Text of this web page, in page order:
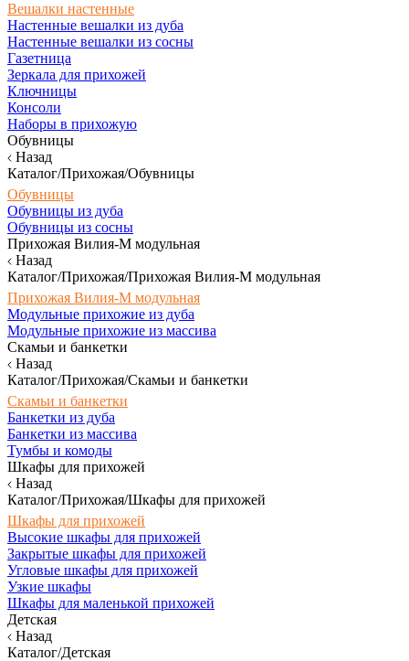
Вешалки настенные
Настенные вешалки из дуба
Настенные вешалки из сосны
Газетница
Зеркала для прихожей
Ключницы
Консоли
Наборы в прихожую
Обувницы
Назад
Каталог/Прихожая/Обувницы
Обувницы
Обувницы из дуба
Обувницы из сосны
Прихожая Вилия-М модульная
Назад
Каталог/Прихожая/Прихожая Вилия-М модульная
Прихожая Вилия-М модульная
Модульные прихожие из дуба
Модульные прихожие из массива
Скамьи и банкетки
Назад
Каталог/Прихожая/Скамьи и банкетки
Скамьи и банкетки
Банкетки из дуба
Банкетки из массива
Тумбы и комоды
Шкафы для прихожей
Назад
Каталог/Прихожая/Шкафы для прихожей
Шкафы для прихожей
Высокие шкафы для прихожей
Закрытые шкафы для прихожей
Угловые шкафы для прихожей
Узкие шкафы
Шкафы для маленькой прихожей
Детская
Назад
Каталог/Детская